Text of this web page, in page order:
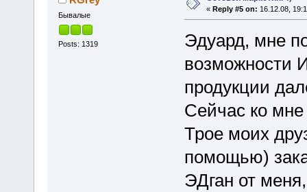
Бывалые
Posts: 1319
« Reply #5 on: 16.12.08,
Эдуард, мне
возможности
продукции
Сейчас ко мне
Трое моих
помощью)
ЭДган от